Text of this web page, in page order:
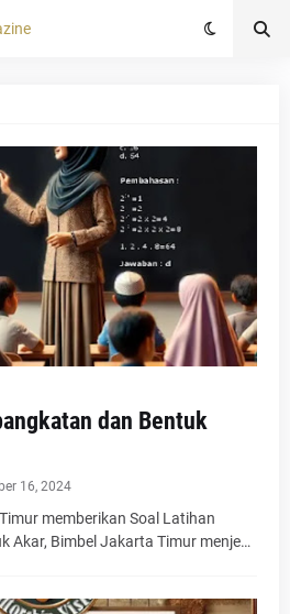
dan Bentuk
16, 2024
memberikan Soal Latihan
Akar, Bimbel Jakarta Timur menje…